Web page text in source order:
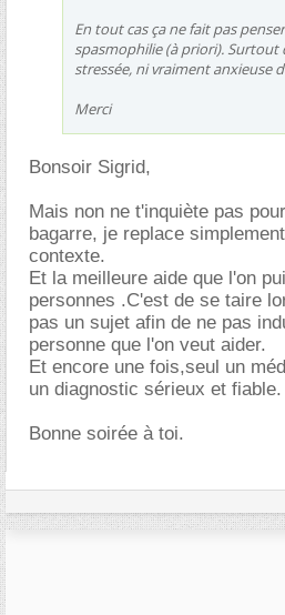
En tout cas ça ne fait pas
spasmophilie (à priori). Surtout
stressée, ni vraiment anxieuse
Merci
Bonsoir Sigrid,
Mais non ne t'inquiète pas
bagarre, je replace
contexte.
Et la meilleure aide que l'on
personnes .C'est de se taire
pas un sujet afin de ne pas
personne que l'on veut aider.
Et encore une fois,seul un
un diagnostic sérieux et fiable.
Bonne soirée à toi.